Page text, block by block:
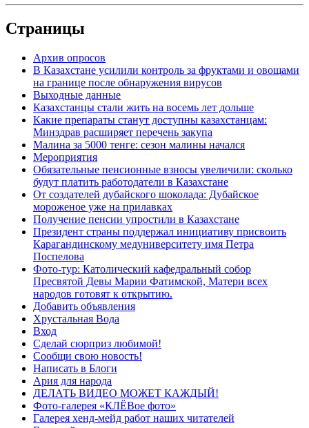
Страницы
Архив опросов
В Казахстане усилили контроль за фруктами и овощами
на границе после обнаружения вирусов
Выходные данные
Казахстанцы стали жить на восемь лет дольше
Какие препараты станут доступны казахстанцам:
Минздрав расширяет перечень закупа
Малина за 5000 тенге: сезон малины начался
Мероприятия
Обязательные пенсионные взносы увеличили: сколько
будут платить работодатели в Казахстане
От создателей дубайского шоколада: Дубайское
мороженое уже на прилавках
Получение пенсии упростили в Казахстане
Президент страны поддержал инициативу присвоить
Карагандинскому медуниверситету имя Петра
Поспелова
Фото-тур: Католический кафедральный собор
Пресвятой Девы Марии Фатимской, Матери всех
народов готовят к открытию.
Добавить объявления
Хрустальная Вода
Вход
Сделай сюрприз любимой!
Сообщи свою новость!
Написать в Блоги
Ария для народа
ДЕЛАТЬ ВИДЕО МОЖЕТ КАЖДЫЙ!
Фото-галерея «КЛЁВое фото»
Галерея хенд-мейд работ наших читателей